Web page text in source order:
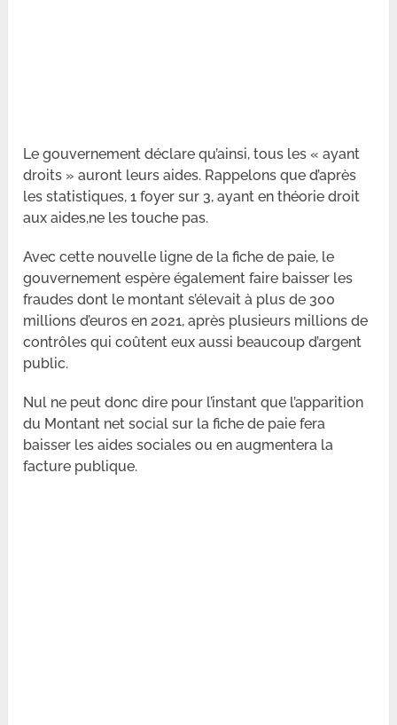
Le gouvernement déclare qu’ainsi, tous les « ayant
droits » auront leurs aides. Rappelons que d’après
les statistiques, 1 foyer sur 3, ayant en théorie droit
aux aides,ne les touche pas.
Avec cette nouvelle ligne de la fiche de paie, le
gouvernement espère également faire baisser les
fraudes dont le montant s’élevait à plus de 300
millions d’euros en 2021, après plusieurs millions de
contrôles qui coûtent eux aussi beaucoup d’argent
public.
Nul ne peut donc dire pour l’instant que l’apparition
du Montant net social sur la fiche de paie fera
baisser les aides sociales ou en augmentera la
facture publique.